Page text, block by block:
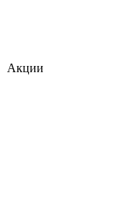
Акции